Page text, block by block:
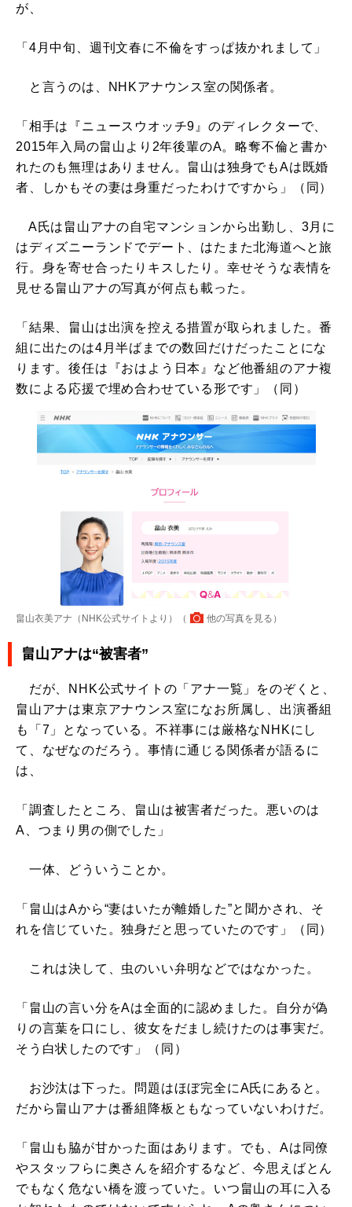
が、
「4月中旬、週刊文春に不倫をすっぱ抜かれまして」
と言うのは、NHKアナウンス室の関係者。
「相手は『ニュースウオッチ9』のディレクターで、
2015年入局の畠山より2年後輩のA。略奪不倫と書か
れたのも無理はありません。畠山は独身でもAは既婚
者、しかもその妻は身重だったわけですから」（同）
A氏は畠山アナの自宅マンションから出勤し、3月に
はディズニーランドでデート、はたまた北海道へと旅
行。身を寄せ合ったりキスしたり。幸せそうな表情を
見せる畠山アナの写真が何点も載った。
「結果、畠山は出演を控える措置が取られました。番
組に出たのは4月半ばまでの数回だけだったことにな
ります。後任は『おはよう日本』など他番組のアナ複
数による応援で埋め合わせている形です」（同）
畠山衣美アナ（NHK公式サイトより）（ 他の写真を見る ）
畠山アナは“被害者”
だが、NHK公式サイトの「アナ一覧」をのぞくと、
畠山アナは東京アナウンス室になお所属し、出演番組
も「7」となっている。不祥事には厳格なNHKにし
て、なぜなのだろう。事情に通じる関係者が語るに
は、
「調査したところ、畠山は被害者だった。悪いのは
A、つまり男の側でした」
一体、どういうことか。
「畠山はAから“妻はいたが離婚した”と聞かされ、そ
れを信じていた。独身だと思っていたのです」（同）
これは決して、虫のいい弁明などではなかった。
「畠山の言い分をAは全面的に認めました。自分が偽
りの言葉を口にし、彼女をだまし続けたのは事実だ。
そう白状したのです」（同）
お沙汰は下った。問題はほぼ完全にA氏にあると。
だから畠山アナは番組降板ともなっていないわけだ。
「畠山も脇が甘かった面はあります。でも、Aは同僚
やスタッフらに奥さんを紹介するなど、今思えばとん
でもなく危ない橋を渡っていた。いつ畠山の耳に入る